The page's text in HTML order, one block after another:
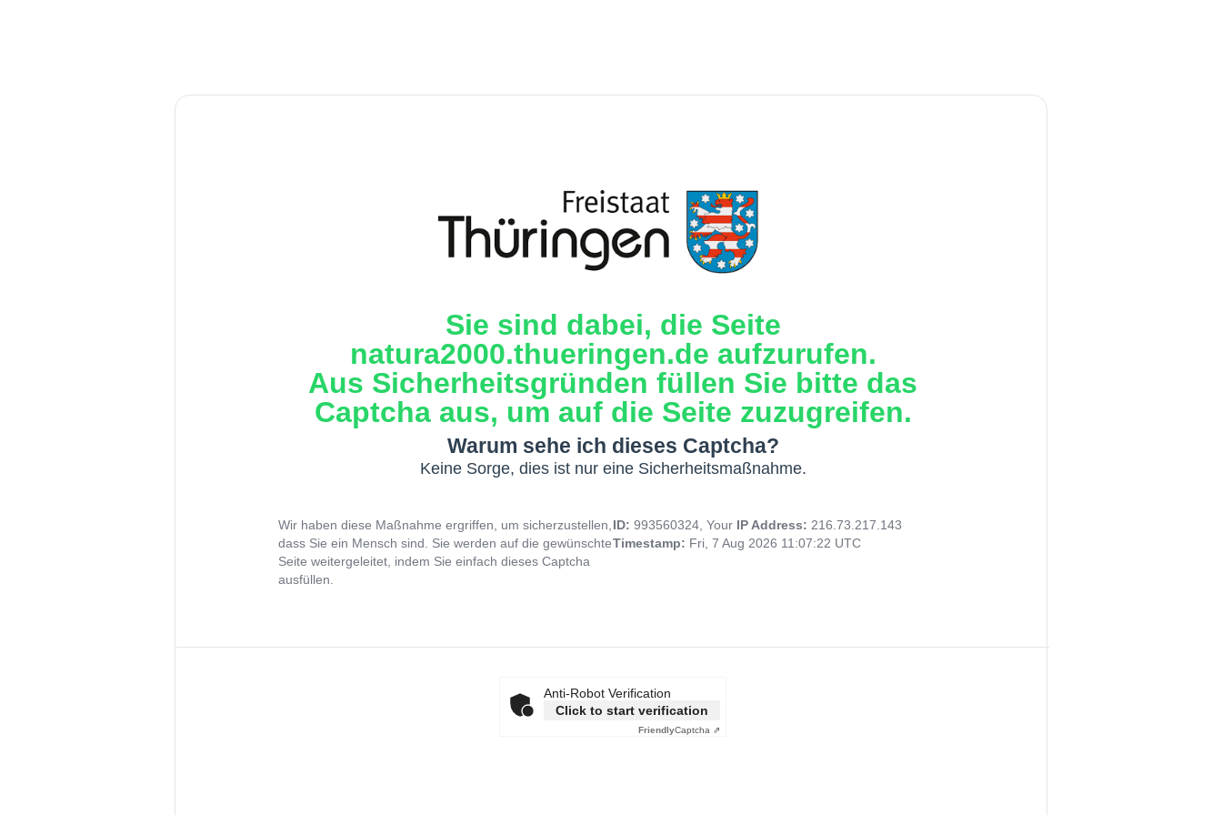
Sie sind dabei, die Seite
natura2000.thueringen.de aufzurufen.
Aus Sicherheitsgründen füllen Sie bitte das
Captcha aus, um auf die Seite zuzugreifen.
Warum sehe ich dieses Captcha?
Keine Sorge, dies ist nur eine Sicherheitsmaßnahme.
Wir haben diese Maßnahme ergriffen, um sicherzustellen,
dass Sie ein Mensch sind. Sie werden auf die gewünschte
Seite weitergeleitet, indem Sie einfach dieses Captcha
ausfüllen.
ID: 993560324, Your IP Address: 216.73.217.143
Timestamp: Fri, 7 Aug 2026 11:07:22 UTC
Anti-Robot Verification
Click to start verification
FriendlyCaptcha ⇗